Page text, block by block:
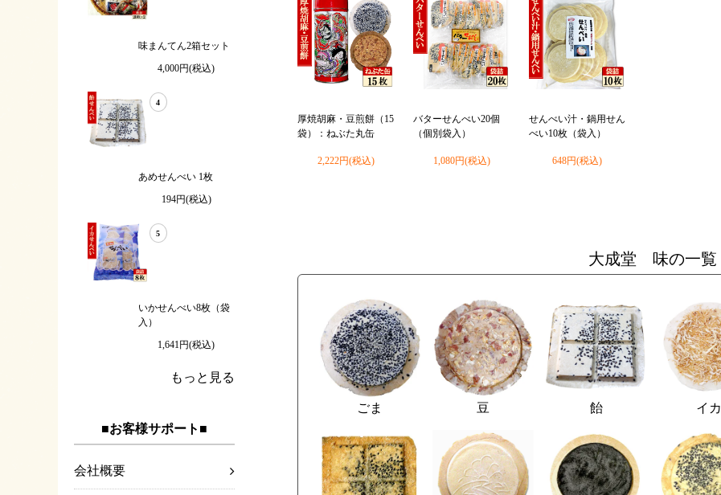
味まんてん2箱セット
4,000円(税込)
4
あめせんべい 1枚
194円(税込)
5
いかせんべい8枚（袋
入）
1,641円(税込)
もっと見る
■お客様サポート■
会社概要
厚焼胡麻・豆煎餅（15
袋）：ねぶた丸缶
2,222円(税込)
バターせんべい20個
（個別袋入）
1,080円(税込)
せんべい汁・鍋用せん
べい10枚（袋入）
648円(税込)
大成堂 味の一覧
ごま 豆 飴 イカ